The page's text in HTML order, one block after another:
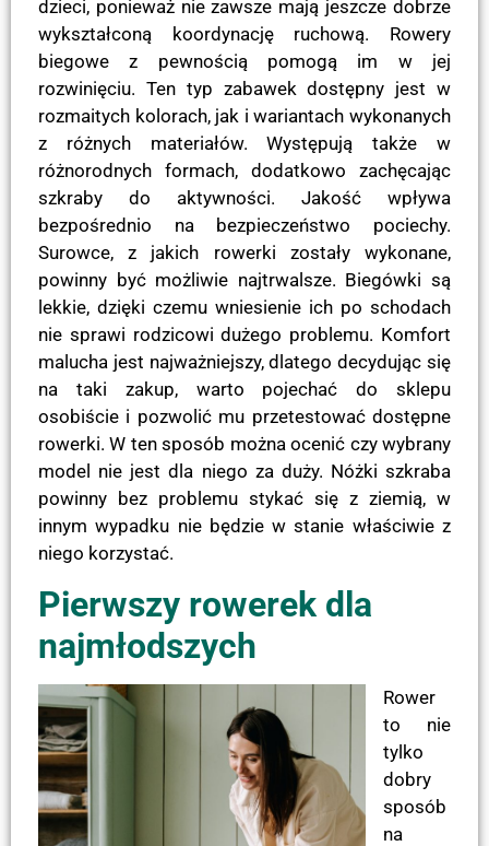
dzieci, ponieważ nie zawsze mają jeszcze dobrze
wykształconą koordynację ruchową. Rowery
biegowe z pewnością pomogą im w jej
rozwinięciu. Ten typ zabawek dostępny jest w
rozmaitych kolorach, jak i wariantach wykonanych
z różnych materiałów. Występują także w
różnorodnych formach, dodatkowo zachęcając
szkraby do aktywności. Jakość wpływa
bezpośrednio na bezpieczeństwo pociechy.
Surowce, z jakich rowerki zostały wykonane,
powinny być możliwie najtrwalsze. Biegówki są
lekkie, dzięki czemu wniesienie ich po schodach
nie sprawi rodzicowi dużego problemu. Komfort
malucha jest najważniejszy, dlatego decydując się
na taki zakup, warto pojechać do sklepu
osobiście i pozwolić mu przetestować dostępne
rowerki. W ten sposób można ocenić czy wybrany
model nie jest dla niego za duży. Nóżki szkraba
powinny bez problemu stykać się z ziemią, w
innym wypadku nie będzie w stanie właściwie z
niego korzystać.
Pierwszy rowerek dla
najmłodszych
Rower
to nie
tylko
dobry
sposób
na